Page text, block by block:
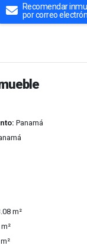
Recomendar
por correo
Panamá
m²